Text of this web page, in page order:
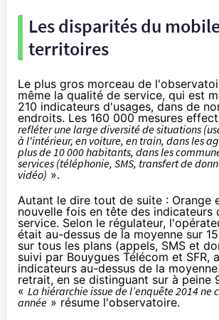
Les disparités du
territoires
Le plus gros morceau de
même la qualité de service, qui est
210 indicateurs d'usages, dans de
endroits. Les 160 000 mesures
refléter une large diversité de situations
à l'intérieur, en voiture, en train, dans les
plus de 10 000 habitants, dans les
services (téléphonie, SMS, transfert de
vidéo) ».
Autant le dire tout de suite : Orange
nouvelle fois en tête des indicateurs
service. Selon le régulateur,
était au-dessus de la moyenne sur
sur tous les plans (appels, SMS et
suivi par Bouygues Télécom et SFR,
indicateurs au-dessus de la
retrait, en se distinguant sur à peine
« La hiérarchie issue de l’enquête 2014 ne
année » résume l'observatoire.